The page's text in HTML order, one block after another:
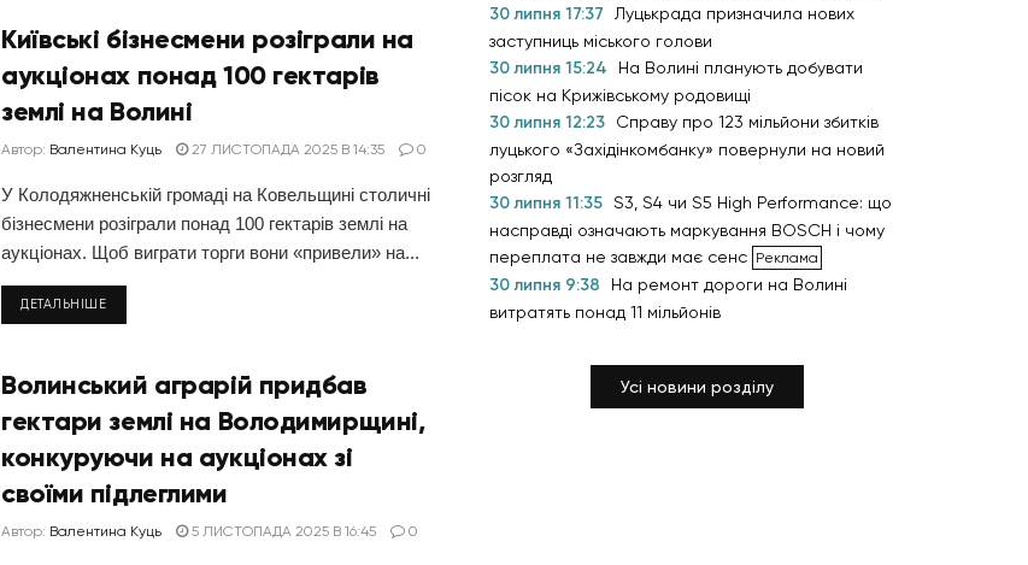
Київські бізнесмени розіграли на
аукціонах понад 100 гектарів
землі на Волині
Автор: Валентина Куць 27 ЛИСТОПАДА 2025 В 14:35 0
У Колодяжненській громаді на Ковельщині столичні
бізнесмени розіграли понад 100 гектарів землі на
аукціонах. Щоб виграти торги вони «привели» на...
ДЕТАЛЬНІШЕ
Волинський аграрій придбав
гектари землі на Володимирщині,
конкуруючи на аукціонах зі
своїми підлеглими
Автор: Валентина Куць 5 ЛИСТОПАДА 2025 В 16:45 0
30 липня 17:37
Луцькрада призначила нових
заступниць міського голови
30 липня 15:24
На Волині планують добувати
пісок на Крижівському родовищі
30 липня 12:23
Справу про 123 мільйони збитків
луцького «Західінкомбанку» повернули на новий
розгляд
30 липня 11:35 S3, S4 чи S5 High Performance: що
насправді означають маркування BOSCH і чому
переплата не завжди має сенс
30 липня 9:38
На ремонт дороги на Волині
витратять понад 11 мільйонів
Усі новини розділу